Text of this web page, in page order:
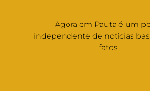
Agora em Pauta é um
independente de notícias
fatos.